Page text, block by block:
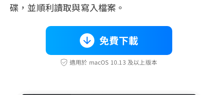
碟，並順利讀取與寫入檔案。
免費下載
適用於 macOS 10.13 及以上版本